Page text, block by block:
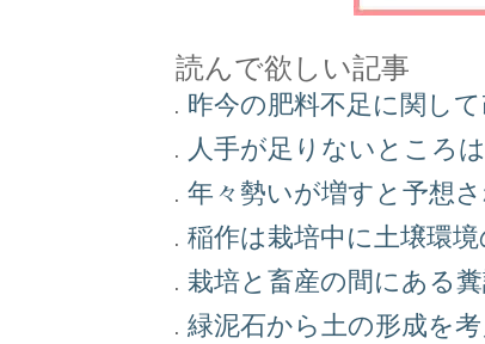
読んで欲しい記事
昨今の肥料不足に関し
人手が足りないところ
年々勢いが増すと予想
稲作は栽培中に土壌環
栽培と畜産の間にある
緑泥石から土の形成を考